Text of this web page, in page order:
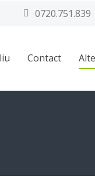
0720.751.839
Contact